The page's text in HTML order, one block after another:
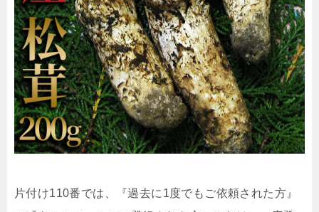
片付け110番では、『過去に1度でもご依頼された方』